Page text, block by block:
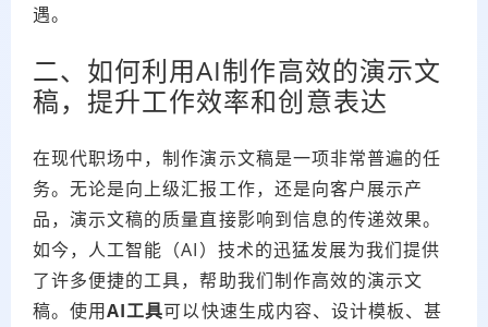
遇。
二、如何利用AI制作高效的演示文
稿，提升工作效率和创意表达
在现代职场中，制作演示文稿是一项非常普遍的任
务。无论是向上级汇报工作，还是向客户展示产
品，演示文稿的质量直接影响到信息的传递效果。
如今，人工智能（AI）技术的迅猛发展为我们提供
了许多便捷的工具，帮助我们制作高效的演示文
稿。使用AI工具可以快速生成内容、设计模板、甚